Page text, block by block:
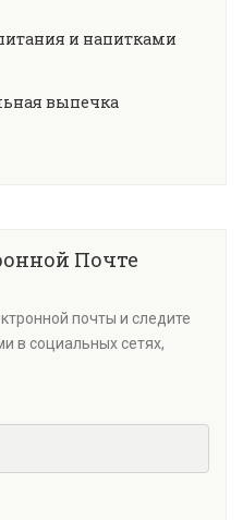
и напитками
выпечка
Почте
почты и следите
в социальных сетях,